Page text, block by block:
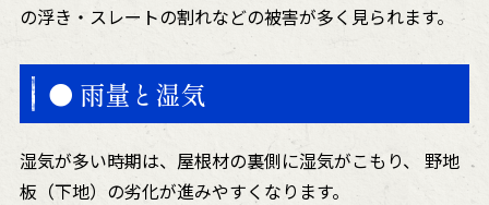
の浮き・スレートの割れなどの被害が多く見られます。
● 雨量と湿気
湿気が多い時期は、屋根材の裏側に湿気がこもり、 野地
板（下地）の劣化が進みやすくなります。